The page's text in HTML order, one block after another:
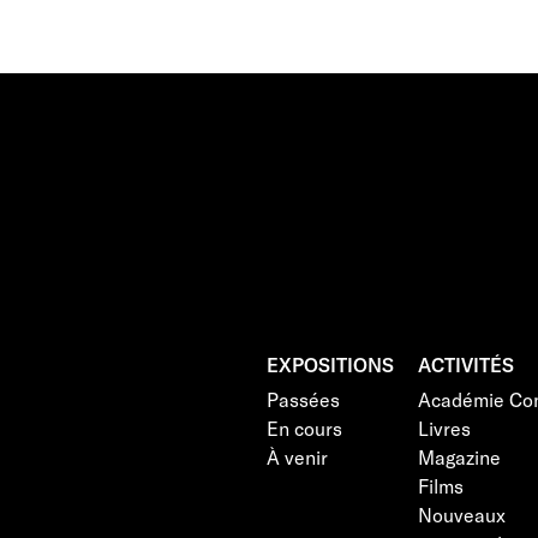
EXPOSITIONS
Passées
En cours
À venir
ACTIVITÉS
Académie
Livres
Magazine
Films
Nouveaux